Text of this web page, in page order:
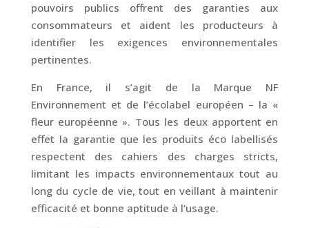
pouvoirs publics offrent des garanties aux
consommateurs et aident les producteurs à
identifier les exigences environnementales
pertinentes.
En France, il s’agit de la Marque NF
Environnement et de l’écolabel européen – la «
fleur européenne ». Tous les deux apportent en
effet la garantie que les produits éco labellisés
respectent des cahiers des charges stricts,
limitant les impacts environnementaux tout au
long du cycle de vie, tout en veillant à maintenir
efficacité et bonne aptitude à l’usage.